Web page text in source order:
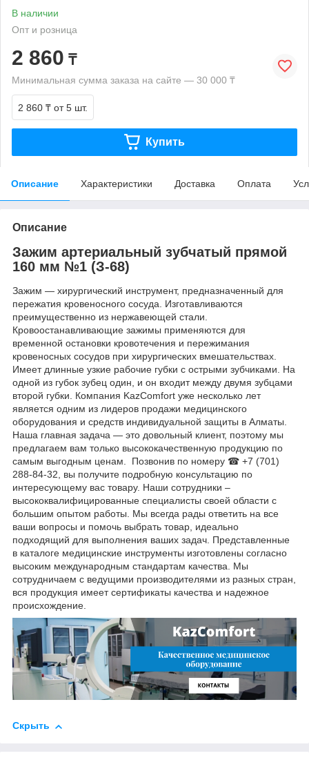
В наличии
Опт и розница
2 860 ₸
Минимальная сумма заказа на сайте — 30 000 ₸
2 860 ₸ от 5 шт.
Купить
Описание Характеристики Доставка Оплата
Описание
Зажим артериальный зубчатый прямой
160 мм №1 (З-68)
Зажим — хирургический инструмент, предназначенный для
пережатия кровеносного сосуда. Изготавливаются
преимущественно из нержавеющей стали.
Кровоостанавливающие зажимы применяются для
временной остановки кровотечения и пережимания
кровеносных сосудов при хирургических вмешательствах.
Имеет длинные узкие рабочие губки с острыми зубчиками. На
одной из губок зубец один, и он входит между двумя зубцами
второй губки. Компания KazComfort уже несколько лет
является одним из лидеров продажи медицинского
оборудования и средств индивидуальной защиты в Алматы.
Наша главная задача — это довольный клиент, поэтому мы
предлагаем вам только высококачественную продукцию по
самым выгодным ценам. Позвонив по номеру ☎ +7 (701)
288-84-32, вы получите подробную консультацию по
интересующему вас товару. Наши сотрудники –
высококвалифицированные специалисты своей области с
большим опытом работы. Мы всегда рады ответить на все
ваши вопросы и помочь выбрать товар, идеально
подходящий для выполнения ваших задач. Представленные
в каталоге медицинские инструменты изготовлены согласно
высоким международным стандартам качества. Мы
сотрудничаем с ведущими производителями из разных стран,
вся продукция имеет сертификаты качества и надежное
происхождение.
Скрыть